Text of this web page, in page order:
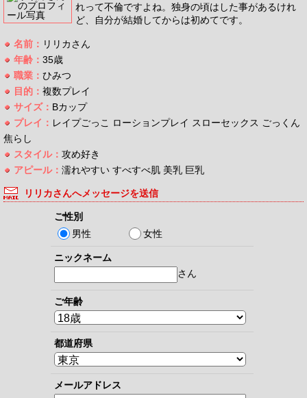
れって不倫ですよね。独身の頃はした事があるけれ
ど、自分が結婚してからは初めてです。
名前： リリカさん
年齢： 35歳
職業： ひみつ
目的： 複数プレイ
サイズ： Bカップ
プレイ： レイプごっこ ローションプレイ スローセックス ごっくん
焦らし
スタイル： 攻め好き
アピール： 濡れやすい すべすべ肌 美乳 巨乳
リリカさんへメッセージを送信